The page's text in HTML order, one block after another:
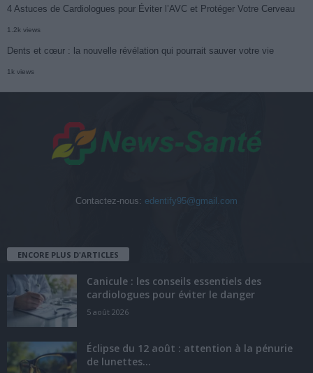
4 Astuces de Cardiologues pour Éviter l’AVC et Protéger Votre Cerveau
1.2k views
Dents et cœur : la nouvelle révélation qui pourrait sauver votre vie
1k views
Contactez-nous: edentify95@gmail.com
ENCORE PLUS D'ARTICLES
Canicule : les conseils essentiels des
cardiologues pour éviter le danger
5 août 2026
Éclipse du 12 août : attention à la pénurie
de lunettes...